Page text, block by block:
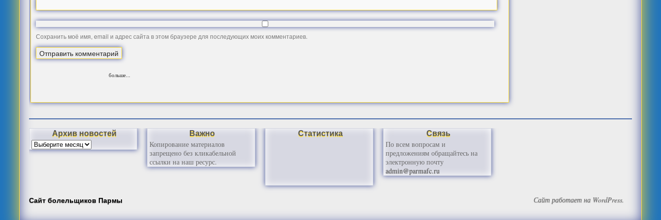
Сохранить моё имя, email и адрес сайта в этом браузере для последующих моих комментариев.
больше...
Архив новостей Важно
Копирование материалов
запрещено без кликабельной
ссылки на наш ресурс.
Статистика Связь
По всем вопросам и
предложениям обращайтесь на
электронную почту
admin@parmafc.ru
Сайт болельщиков Пармы Сайт работает на WordPress.